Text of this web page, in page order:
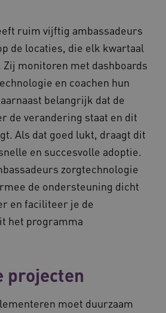
ruim vijftig ambassadeurs
de locaties, die elk kwartaal
monitoren met dashboards
en coachen hun
belangrijk dat de
de verandering staat en dit
Als dat goed lukt, draagt dit
en succesvolle adoptie.
zorgtechnologie
de ondersteuning dicht
en faciliteer je de
het programma
projecten
moet duurzaam
YouTube
.youtube.com
.waardigheidentrots.nl